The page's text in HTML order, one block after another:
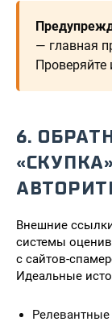
— главная
Проверяйте
6.
Внешние
системы
с сайтов-
Идеальные